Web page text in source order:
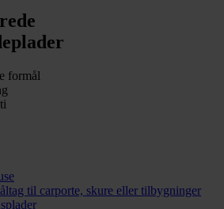
formål
til carporte, skure eller tilbygninger